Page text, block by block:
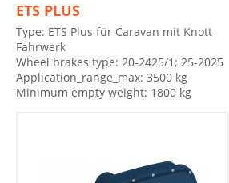
ETS PLUS
Type: ETS Plus für Caravan mit Knott
Fahrwerk
Wheel brakes type: 20-2425/1; 25-2025
Application_range_max: 3500 kg
Minimum empty weight: 1800 kg